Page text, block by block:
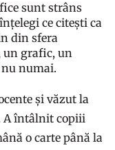
sunt strâns
ce citești ca
din sfera
un grafic, un
nu numai.
și văzut la
A întâlnit copiii
o carte până la